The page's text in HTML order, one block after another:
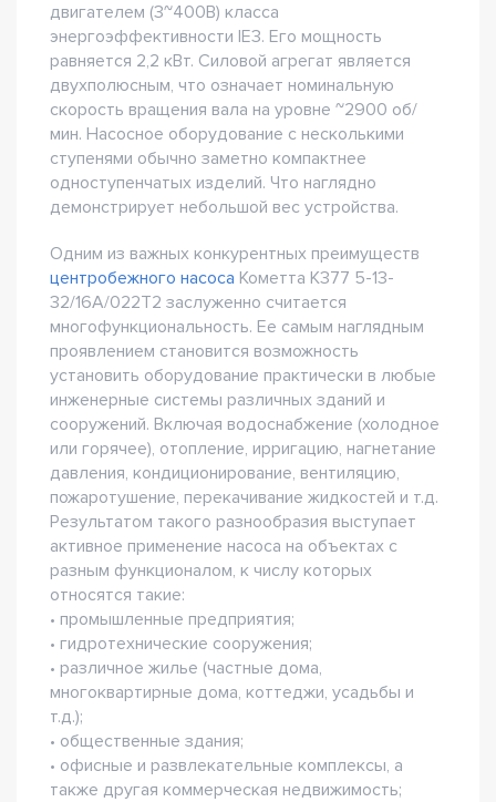
двигателем (3~400В) класса
энергоэффективности IE3. Его мощность
равняется 2,2 кВт. Силовой агрегат является
двухполюсным, что означает номинальную
скорость вращения вала на уровне ~2900 об/
мин. Насосное оборудование с несколькими
ступенями обычно заметно компактнее
одноступенчатых изделий. Что наглядно
демонстрирует небольшой вес устройства.
Одним из важных конкурентных преимуществ
центробежного насоса Кометта К377 5-13-
32/16А/022Т2 заслуженно считается
многофункциональность. Ее самым наглядным
проявлением становится возможность
установить оборудование практически в любые
инженерные системы различных зданий и
сооружений. Включая водоснабжение (холодное
или горячее), отопление, ирригацию, нагнетание
давления, кондиционирование, вентиляцию,
пожаротушение, перекачивание жидкостей и т.д.
Результатом такого разнообразия выступает
активное применение насоса на объектах с
разным функционалом, к числу которых
относятся такие:
• промышленные предприятия;
• гидротехнические сооружения;
• различное жилье (частные дома,
многоквартирные дома, коттеджи, усадьбы и
т.д.);
• общественные здания;
• офисные и развлекательные комплексы, а
также другая коммерческая недвижимость;